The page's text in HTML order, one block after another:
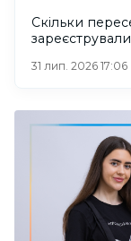
Скільки
31 лип. 2026 17:06